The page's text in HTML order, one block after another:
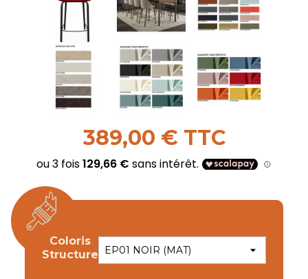
389,00 € TTC
Coloris
Structure